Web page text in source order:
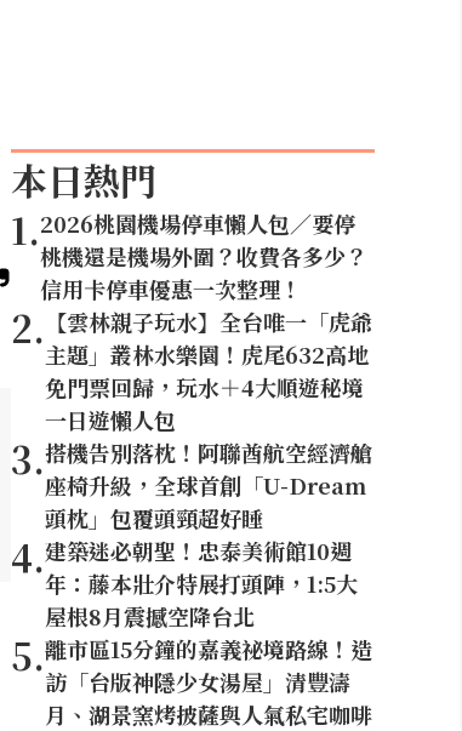
本日熱門
1.2026桃園機場停車懶人包／要停
桃機還是機場外圍？收費各多少？
信用卡停車優惠一次整理！
2. 【雲林親子玩水】全台唯一「虎爺
主題」叢林水樂園！虎尾632高地
免門票回歸，玩水＋4大順遊秘境
一日遊懶人包
3.搭機告別落枕！阿聯酋航空經濟艙
座椅升級，全球首創「U-Dream
頭枕」包覆頭頸超好睡
4.建築迷必朝聖！忠泰美術館10週
年：藤本壯介特展打頭陣，1:5大
屋根8月震撼空降台北
5.離市區15分鐘的嘉義祕境路線！造
訪「台版神隱少女湯屋」清豐濤
月、湖景窯烤披薩與人氣私宅咖啡